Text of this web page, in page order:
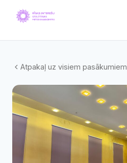
Atpakaļ uz visiem pasākumiem